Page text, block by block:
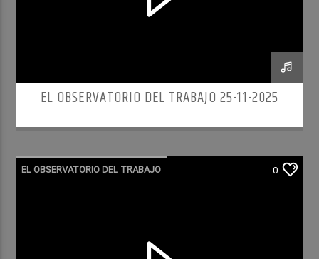
EL OBSERVATORIO DEL TRABAJO 25-11-2025
EL OBSERVATORIO DEL TRABAJO 0